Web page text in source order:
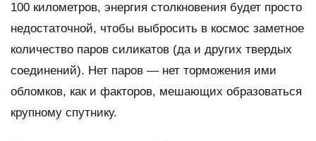
100 километров, энергия столкновения будет просто
недостаточной, чтобы выбросить в космос заметное
количество паров силикатов (да и других твердых
соединений). Нет паров — нет торможения ими
обломков, как и факторов, мешающих образоваться
крупному спутнику.